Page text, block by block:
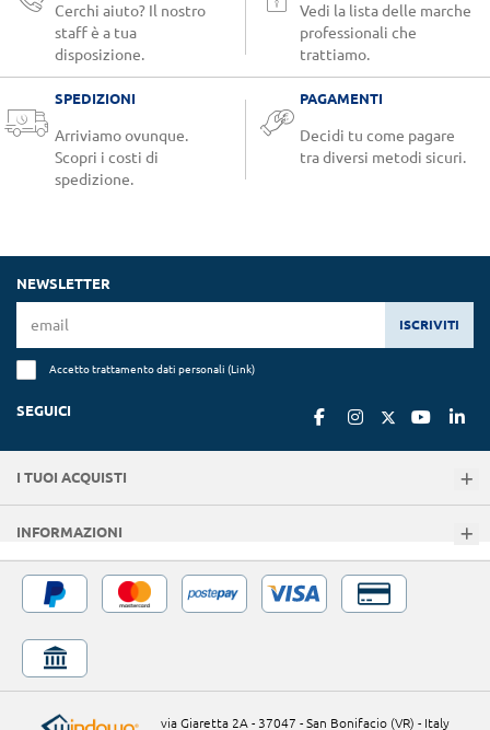
Cerchi aiuto? Il nostro
staff è a tua
disposizione.
Vedi la lista delle marche
professionali che
trattiamo.
SPEDIZIONI
Arriviamo ovunque.
Scopri i costi di
spedizione.
PAGAMENTI
Decidi tu come pagare
tra diversi metodi sicuri.
NEWSLETTER
ISCRIVITI
Accetto trattamento dati personali (Link)
SEGUICI
I TUOI ACQUISTI
INFORMAZIONI
via Giaretta 2A - 37047 - San Bonifacio (VR) - Italy